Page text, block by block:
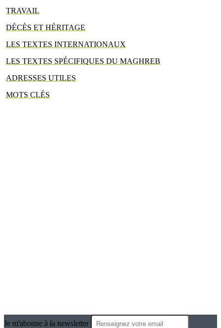
TRAVAIL
DÉCÈS ET HÉRITAGE
LES TEXTES INTERNATIONAUX
LES TEXTES SPÉCIFIQUES DU MAGHREB
ADRESSES UTILES
MOTS CLÉS
Je m'abonne à la newsletter